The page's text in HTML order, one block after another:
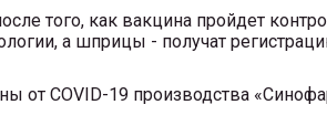
того, как вакцина пройдет
а шприцы - получат
от COVID-19 производства